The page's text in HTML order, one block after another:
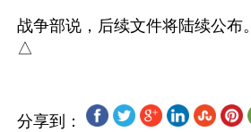
战争部说，后续文件将陆续公布。
分享到：